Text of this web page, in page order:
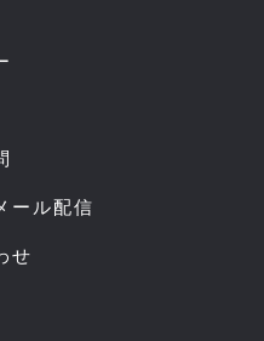
ール配信
せ